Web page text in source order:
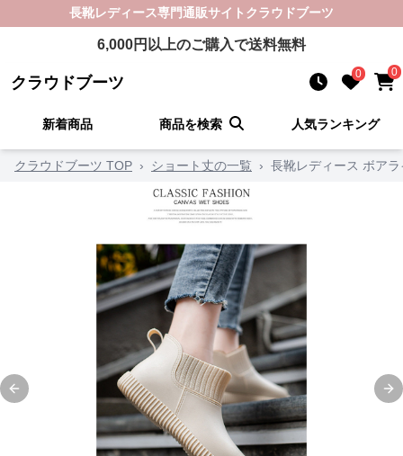
長靴レディース専門通販サイト クラウドブーツ
6,000円以上のご購入で送料無料
クラウドブーツ 0 0
新着商品 商品を検索 人気ランキング
クラウドブーツ TOP › ショート丈の一覧 › 長靴レディース ボア
Previous slide